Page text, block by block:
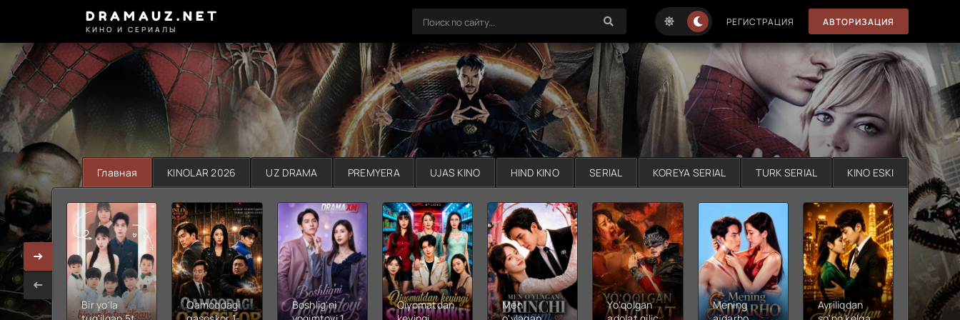
DRAMAUZ.NET
КИНО И СЕРИАЛЫ
РЕГИСТРАЦИЯ АВТОРИЗАЦИЯ
Главная KINOLAR 2026 UZ DRAMA PREMYERA UJAS KINO HIND KINO SERIAL KOREYA SERIAL TURK SERIAL KINO ESKI
Bir yo'la
Qamoqdagi
Boshlig'ni
Qiyomatdan
Men
Yo'qolgan
Mening
Ayriliqdan